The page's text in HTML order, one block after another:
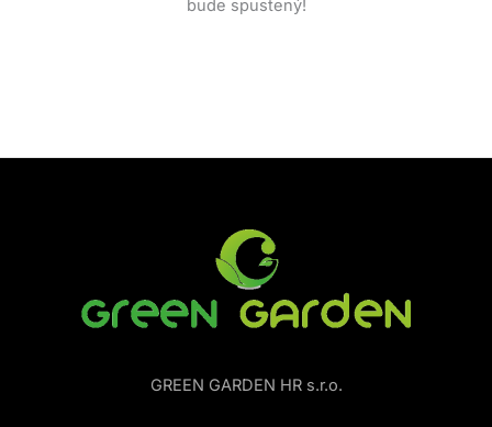
bude spustený!
GREEN GARDEN HR s.r.o.